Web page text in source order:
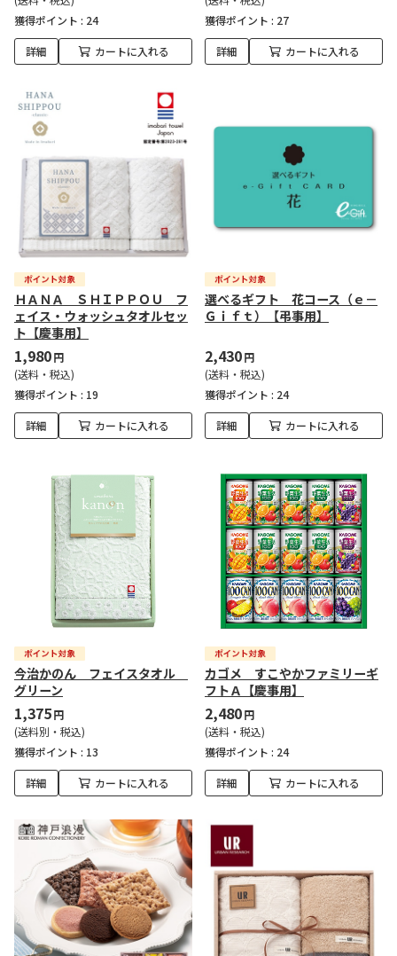
獲得ポイント : 24
詳細 カートに入れる
獲得ポイント : 27
詳細 カートに入れる
ＨＡＮＡ ＳＨＩＰＰＯＵ フ
ェイス・ウォッシュタオルセッ
ト【慶事用】
1,980円
(送料・税込)
獲得ポイント : 19
詳細 カートに入れる
選べるギフト 花コース（ｅ－
Ｇｉｆｔ）【弔事用】
2,430円
(送料・税込)
獲得ポイント : 24
詳細 カートに入れる
今治かのん フェイスタオル
グリーン
1,375円
(送料別・税込)
獲得ポイント : 13
詳細 カートに入れる
カゴメ すこやかファミリーギ
フトＡ【慶事用】
2,480円
(送料・税込)
獲得ポイント : 24
詳細 カートに入れる